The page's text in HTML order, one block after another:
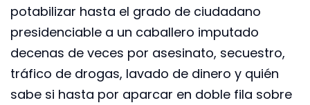
potabilizar hasta el grado de ciudadano
presidenciable a un caballero imputado
decenas de veces por asesinato, secuestro,
tráfico de drogas, lavado de dinero y quién
sabe si hasta por aparcar en doble fila sobre